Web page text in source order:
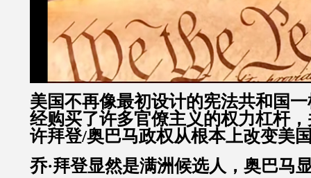
美国不再像最初设计的宪法共和国
经购买了许多官僚主义的权力杠杆
许拜登/奥巴马政权从根本上改变美
乔·拜登显然是满洲候选人，奥巴马